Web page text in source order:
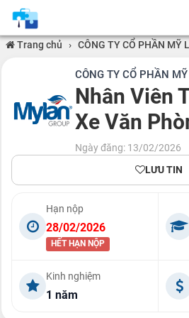
Trang chủ › CÔNG TY CỔ PHẦN MỸ
CÔNG TY CỔ PHẦN
Nhân Viên
Xe Văn
Ngày đăng: 13/02/2026
LƯU TIN
Hạn nộp
28/02/2026
HẾT HẠN NỘP
Kinh nghiệm
1 năm